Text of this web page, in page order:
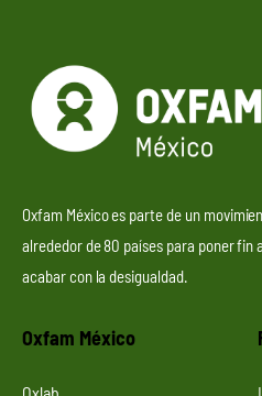
Oxfam México es parte de un
alrededor de 80 países para poner fin
acabar con la desigualdad.
Oxfam México